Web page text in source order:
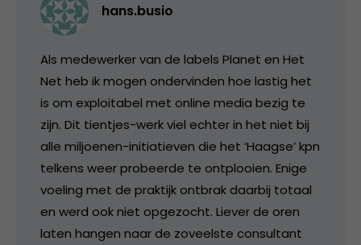
hans.busio
Als medewerker van de labels Planet en Het
Net heb ik mogen ondervinden hoe lastig het
is om exploitabel met online media bezig te
zijn. Dit tientjes-werk viel echter in het niet bij
alle miljoenen-initiatieven die het ‘Haagse’ kpn
telkens weer probeerde te ontplooien. Enige
voeling met de praktijk ontbrak daarbij totaal
en werd ook niet opgezocht. Liever de oren
laten hangen naar de zoveelste consultant